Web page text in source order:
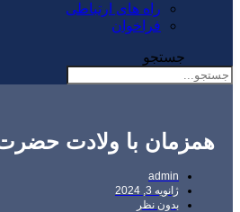
راه های ارتباطی
فراخوان
جستجو
همزمان با ولادت
admin
ژانویه 3, 2024
بدون نظر